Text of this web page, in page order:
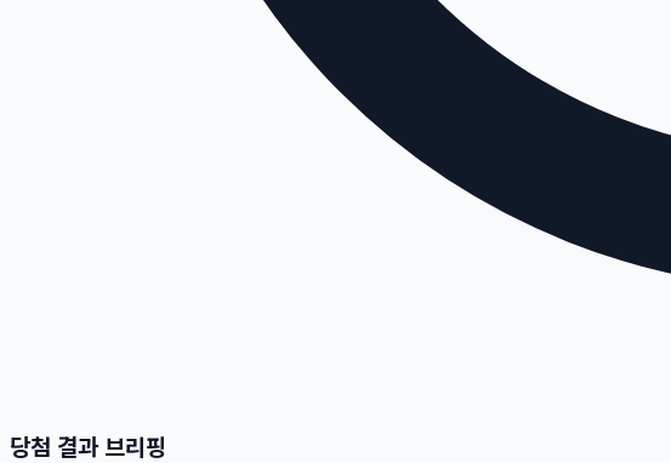
당첨 결과 브리핑